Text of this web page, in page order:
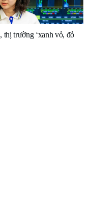
thị trường ‘xanh vỏ, đỏ